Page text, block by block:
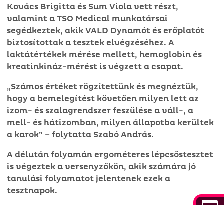
Kovács Brigitta és Sum Viola vett részt,
valamint a TSO Medical munkatársai
segédkeztek, akik VALD Dynamót és erőplatót
biztosítottak a tesztek elvégzéséhez. A
laktátértékek mérése mellett, hemoglobin és
kreatinkináz-mérést is végzett a csapat.
„Számos értéket rögzítettünk és megnéztük,
hogy a bemelegítést követően milyen lett az
izom- és szalagrendszer feszülése a váll-, a
mell- és hátizomban, milyen állapotba kerültek
a karok” – folytatta Szabó András.
A délután folyamán ergométeres lépcsőstesztet
is végeztek a versenyzőkön, akik számára jó
tanulási folyamatot jelentenek ezek a
tesztnapok.